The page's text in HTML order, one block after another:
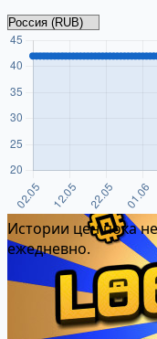
Истории цен пока
ежедневно.